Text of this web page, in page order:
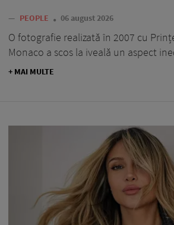
— PEOPLE 06 august 2026
O fotografie realizată în 2007 cu
Monaco a scos la iveală un aspect
+ MAI MULTE